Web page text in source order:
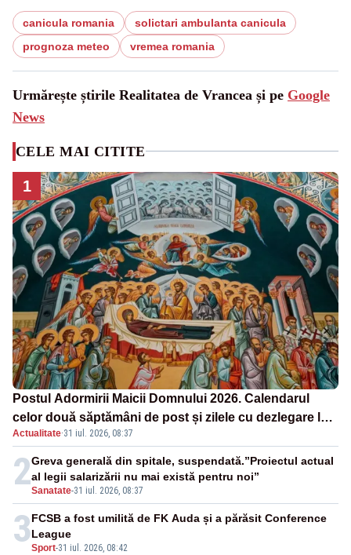
canicula romania
solictari ambulanta canicula
prognoza meteo
vremea romania
Urmărește știrile Realitatea de Vrancea și pe Google
News
CELE MAI CITITE
1
Postul Adormirii Maicii Domnului 2026. Calendarul
celor două săptămâni de post și zilele cu dezlegare la
pește
Actualitate·31 iul. 2026, 08:37
2Sanatate-31 iul. 2026, 08:37
Greva generală din spitale, suspendată.”Proiectul actual
al legii salarizării nu mai există pentru noi”
3Sport-31 iul. 2026, 08:42
FCSB a fost umilită de FK Auda și a părăsit Conference
League